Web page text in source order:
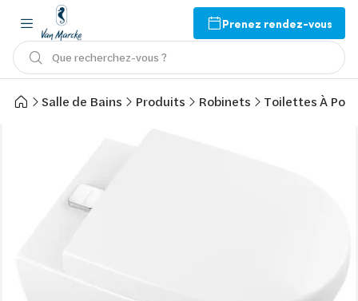
Prenez rendez-vous
Que recherchez-vous ?
Salle de Bains Produits Robinets Toilettes À